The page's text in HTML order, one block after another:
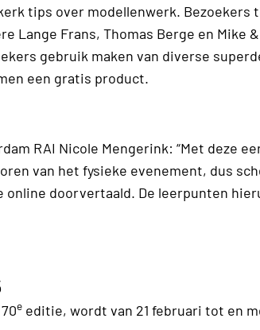
tips over modellenwerk.
Lange Frans, Thomas Berge en
gebruik maken van diverse
een gratis product.
RAI Nicole Mengerink: “Met deze
van het fysieke evenement, dus
doorvertaald. De leerpunten
e editie, wordt van 21 februari tot en